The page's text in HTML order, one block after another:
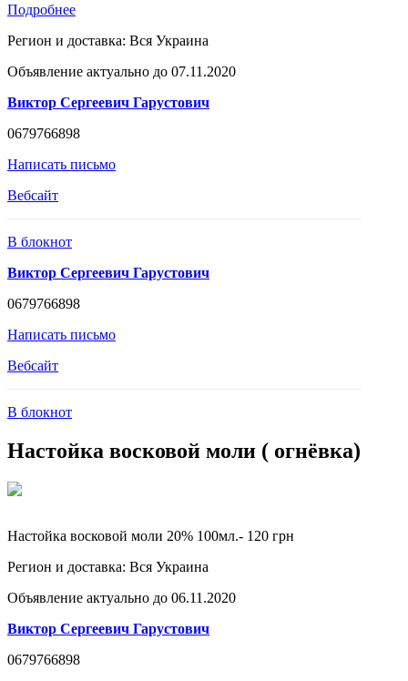
Подробнее
Регион и доставка: Вся Украина
Объявление актуально до 07.11.2020
Виктор Сергеевич Гарустович
0679766898
Написать письмо
Вебсайт
В блокнот
Виктор Сергеевич Гарустович
0679766898
Написать письмо
Вебсайт
В блокнот
Настойка восковой моли ( огнёвка)
Настойка восковой моли 20% 100мл.- 120 грн
Регион и доставка: Вся Украина
Объявление актуально до 06.11.2020
Виктор Сергеевич Гарустович
0679766898